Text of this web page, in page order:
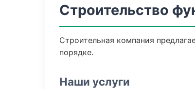
Строительство
Строительная компания
порядке.
Наши услуги